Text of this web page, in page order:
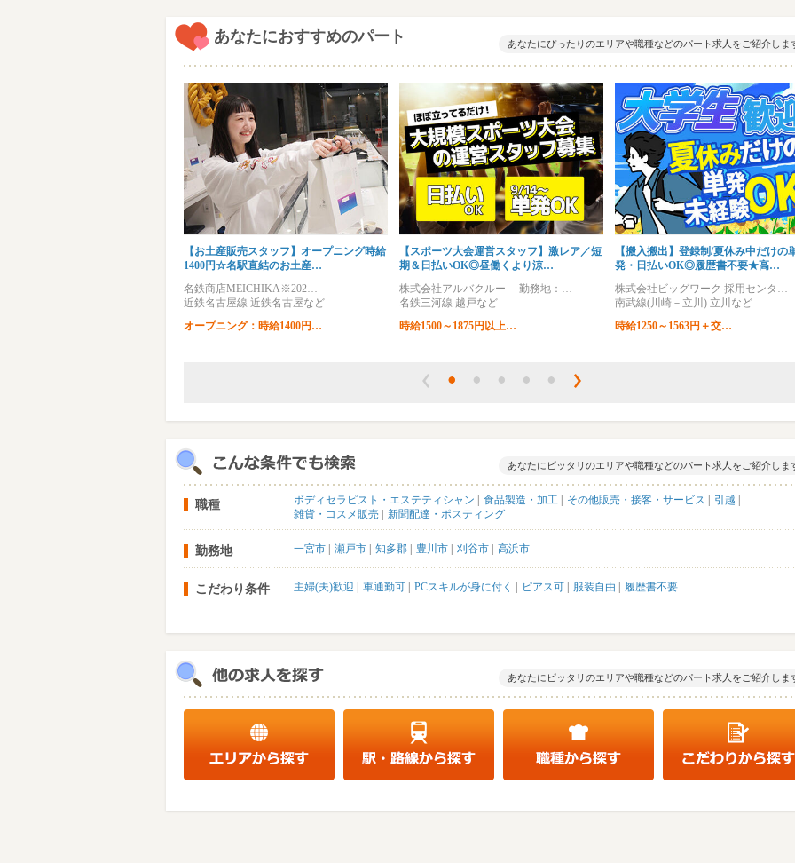
あなたにおすすめのパート あなたにぴったりのエリアや職種などのパート求人をご紹介しま
【お土産販売スタッフ】オープニング時給
1400円☆名駅直結のお土産…
名鉄商店MEICHIKA※202…
近鉄名古屋線 近鉄名古屋など
オープニング：時給1400円…
【スポーツ大会運営スタッフ】激レア／短
期＆日払いOK◎昼働くより涼…
株式会社アルバクルー 勤務地：…
名鉄三河線 越戸など
時給1500～1875円以上…
【搬入搬出】登録制/夏休み中だけの
発・日払いOK◎履歴書不要★高…
株式会社ビッグワーク 採用センタ…
南武線(川崎－立川) 立川など
時給1250～1563円＋交…
あなたにピッタリのエリアや職種などのパート求人をご紹介しま
職種 ボディセラピスト・エステティシャン 食品製造・加工 その他販売・接客・サービス
引越
雑貨・コスメ販売
新聞配達・ポスティング
勤務地 一宮市 瀬戸市 知多郡 豊川市 刈谷市 高浜市
こだわり条件 主婦(夫)歓迎 車通勤可 PCスキルが身に付く ピアス可 服装自由 履歴書不要
あなたにピッタリのエリアや職種などのパート求人をご紹介しま